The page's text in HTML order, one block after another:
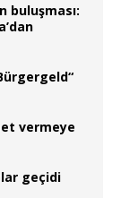
buluşması:
vermeye
geçidi